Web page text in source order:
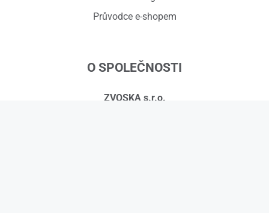
Průvodce e-shopem
O SPOLEČNOSTI
ZVOSKA s.r.o.